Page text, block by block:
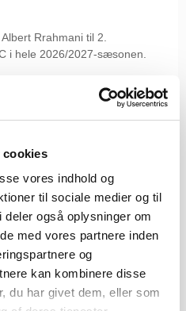
cookies
vores indhold og
til sociale medier og til
også oplysninger om
med vores partnere inden
og
kan kombinere disse
du har givet dem, eller som
Rrahmani til 2.
i hele 2026/2027-sæsonen.